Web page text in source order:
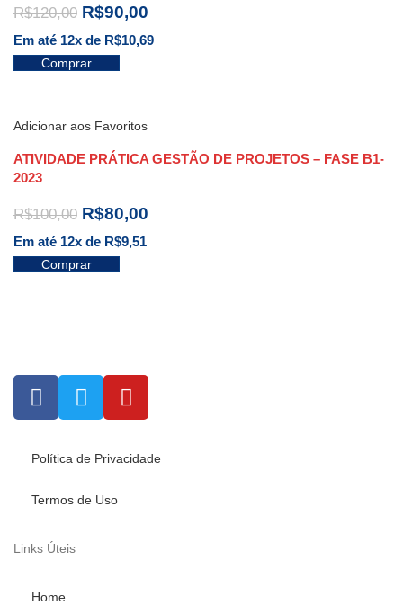
R$120,00 R$90,00
Em até 12x de R$10,69
Comprar
Adicionar aos Favoritos
ATIVIDADE PRÁTICA GESTÃO DE PROJETOS – FASE B1-
2023
R$100,00 R$80,00
Em até 12x de R$9,51
Comprar
Política de Privacidade
Termos de Uso
Links Úteis
Home